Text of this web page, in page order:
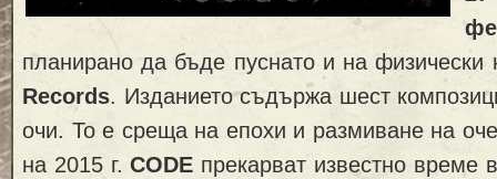
планирано да бъде пуснато и на физически
Records. Изданието съдържа шест
очи. То е среща на епохи и размиване на
на 2015 г. CODE прекарват известно време